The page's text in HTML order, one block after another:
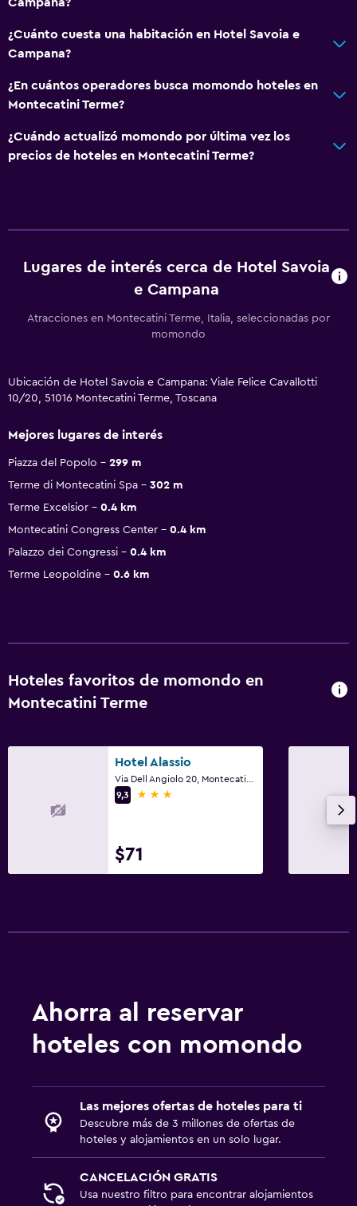
¿Cuánto cuesta una habitación en Hotel Savoia e
Campana?
¿En cuántos operadores busca momondo hoteles en
Montecatini Terme?
¿Cuándo actualizó momondo por última vez los
precios de hoteles en Montecatini Terme?
Lugares de interés cerca de Hotel Savoia
e Campana
Atracciones en Montecatini Terme, Italia, seleccionadas por
momondo
Ubicación de Hotel Savoia e Campana: Viale Felice Cavallotti
10/20, 51016 Montecatini Terme, Toscana
Mejores lugares de interés
Piazza del Popolo
299 m
Terme di Montecatini Spa
302 m
Terme Excelsior
0.4 km
Montecatini Congress Center
0.4 km
Palazzo dei Congressi
0.4 km
Terme Leopoldine
0.6 km
Hoteles favoritos de momondo en
Montecatini Terme
Hotel Alassio
9,3
3 estrellas
$71
Ahorra al reservar
hoteles con momondo
Las mejores ofertas de hoteles para ti
Descubre más de 3 millones de ofertas de
hoteles y alojamientos en un solo lugar.
CANCELACIÓN GRATIS
Usa nuestro filtro para encontrar alojamientos